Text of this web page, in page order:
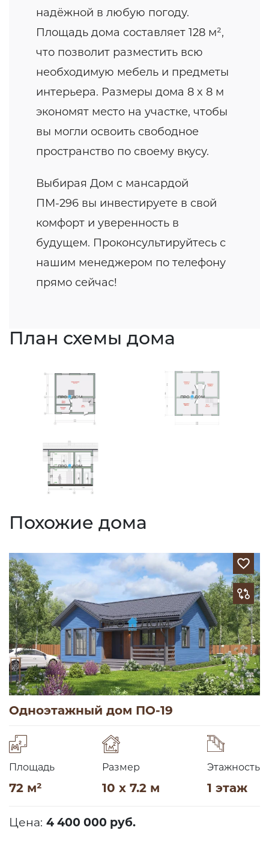
надёжной в любую погоду.
Площадь дома составляет 128 м²,
что позволит разместить всю
необходимую мебель и предметы
интерьера. Размеры дома 8 x 8 м
экономят место на участке, чтобы
вы могли освоить свободное
пространство по своему вкусу.
Выбирая Дом с мансардой
ПМ-296 вы инвестируете в свой
комфорт и уверенность в
будущем. Проконсультируйтесь с
нашим менеджером по телефону
прямо сейчас!
План схемы дома
Похожие дома
Одноэтажный дом ПО-19
Площадь
72 м²
Размер
10 x 7.2 м
Этажность
1 этаж
Цена: 4 400 000 руб.